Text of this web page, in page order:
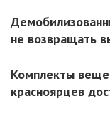
не возвращать
Комплекты
красноярцев